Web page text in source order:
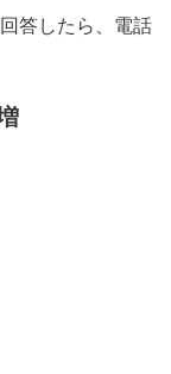
答したら、電話